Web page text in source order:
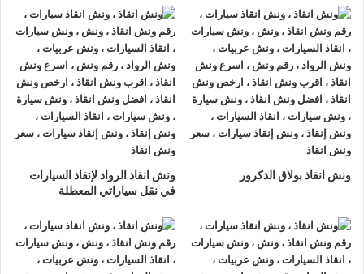
جميع انحاء الجمهورية وهو ما يسمح بسرعة وصولونش انقاذ
السياراتاليك خلال 15 دقيقة بحد اقصي.
ونش انقاذ الروادلدينا دائماونش انقاذ سيارات في الاسماعيلية
لسحب و إنقاذ سيارتك وأخذك الي اقرب مركز صيانة أو وكيل معتمد
، أتصل بنا الان ولا تتردد
ونش انقاذ الرواد هو
الاسماعيلية, نحن نعمل على مدار الساعة ، اتصل الان
–
01120018852
انقاذ سيارات
سريع و مجهز بأحدث المعدات وأحدث وسائل الأمان
والراحة.
ونش انقاذ بولاق الدكرور
ونش انقاذ الرواد لإنقاذ السيارات
في نقل سياراتي المعطلة